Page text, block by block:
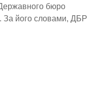
бюро
За його словами, ДБР